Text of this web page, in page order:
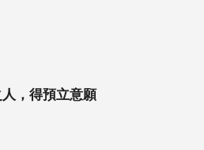
，得預立意願